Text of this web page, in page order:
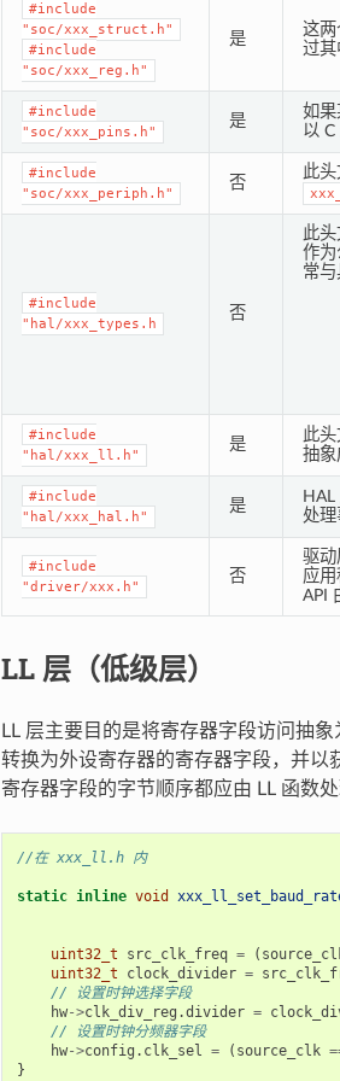
#include
"soc/xxx_struct.h"
#include
"soc/xxx_reg.h"
是
这两
过其
#include
"soc/xxx_pins.h"
是
如果
以 C
#include
"soc/xxx_periph.h"
否
此
#include
"hal/xxx_types.h
否
此
作为
常与
#include
"hal/xxx_ll.h"
是
此
抽象
#include
"hal/xxx_hal.h"
是
处理
#include
"driver/xxx.h"
否
驱动
应
API
LL 层（低级层）
LL 层主要目的是将寄存器字段访问抽
转换为外设寄存器的寄存器字段，并以
寄存器字段的字节顺序都应由 LL 函数处
//在 xxx_ll.h 内
static inline void
uint32_t
src_clk_freq = (
uint32_t
clock_divider =
// 设置时钟选择字段
hw->clk_div_reg .divider =
// 设置时钟分频器字段
hw->config . clk_sel = ( source_clk
}